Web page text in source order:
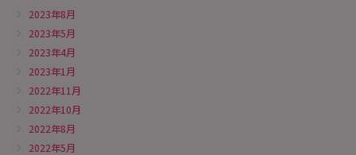
2023年8月
2023年5月
2023年4月
2023年1月
2022年11月
2022年10月
2022年8月
2022年5月